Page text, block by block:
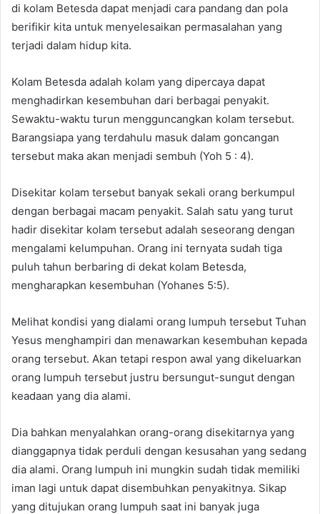
di kolam Betesda dapat menjadi cara pandang dan pola
berifikir kita untuk menyelesaikan permasalahan yang
terjadi dalam hidup kita.
Kolam Betesda adalah kolam yang dipercaya dapat
menghadirkan kesembuhan dari berbagai penyakit.
Sewaktu-waktu turun mengguncangkan kolam tersebut.
Barangsiapa yang terdahulu masuk dalam goncangan
tersebut maka akan menjadi sembuh (Yoh 5 : 4).
Disekitar kolam tersebut banyak sekali orang berkumpul
dengan berbagai macam penyakit. Salah satu yang turut
hadir disekitar kolam tersebut adalah seseorang dengan
mengalami kelumpuhan. Orang ini ternyata sudah tiga
puluh tahun berbaring di dekat kolam Betesda,
mengharapkan kesembuhan (Yohanes 5:5).
Melihat kondisi yang dialami orang lumpuh tersebut Tuhan
Yesus menghampiri dan menawarkan kesembuhan kepada
orang tersebut. Akan tetapi respon awal yang dikeluarkan
orang lumpuh tersebut justru bersungut-sungut dengan
keadaan yang dia alami.
Dia bahkan menyalahkan orang-orang disekitarnya yang
dianggapnya tidak perduli dengan kesusahan yang sedang
dia alami. Orang lumpuh ini mungkin sudah tidak memiliki
iman lagi untuk dapat disembuhkan penyakitnya. Sikap
yang ditujukan orang lumpuh saat ini banyak juga